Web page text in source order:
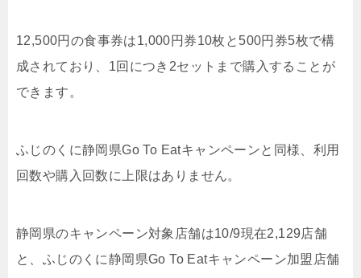
12,500円の食事券は1,000円券10枚と500円券5枚で構
成されており、1回につき2セットまで購入することが
できます。
ふじのくに静岡県Go To Eatキャンペーンと同様、利用
回数や購入回数に上限はありません。
静岡県のキャンペーン対象店舗は10/9現在2,129店舗
と、ふじのくに静岡県Go To Eatキャンペーン加盟店舗